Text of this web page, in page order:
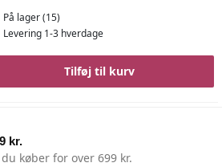
På lager (15)
Levering 1-3 hverdage
Tilføj til kurv
kr.
køber for over 699 kr.